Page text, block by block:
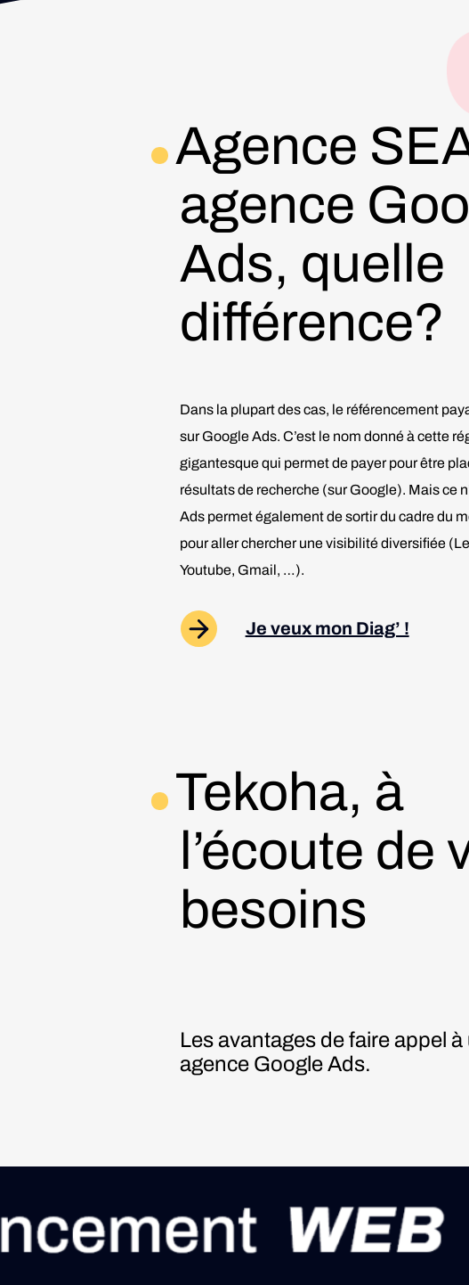
Agence
agence
Ads, quelle
différence?
Dans la plupart des cas, le référencement
sur Google Ads. C’est le nom donné à cette
gigantesque qui permet de payer pour être
résultats de recherche (sur Google). Mais ce
Ads permet également de sortir du cadre du
pour aller chercher une visibilité diversifiée
Youtube, Gmail, …).
Je veux mon Diag’ !
Tekoha, à
l’écoute de
besoins
Les avantages de faire appel à
agence Google Ads.